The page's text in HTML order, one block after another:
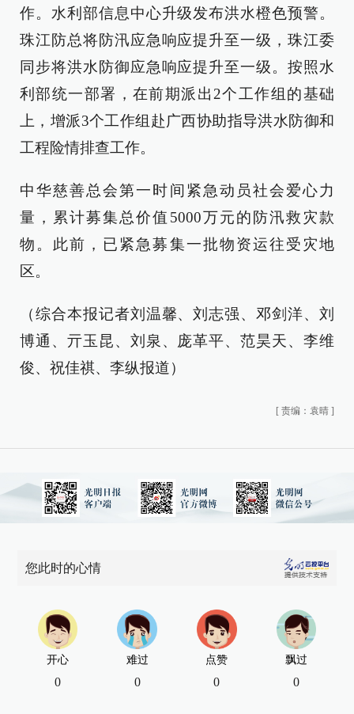
作。水利部信息中心升级发布洪水橙色预警。
珠江防总将防汛应急响应提升至一级，珠江委
同步将洪水防御应急响应提升至一级。按照水
利部统一部署，在前期派出2个工作组的基础
上，增派3个工作组赴广西协助指导洪水防御和
工程险情排查工作。
中华慈善总会第一时间紧急动员社会爱心力
量，累计募集总价值5000万元的防汛救灾款
物。此前，已紧急募集一批物资运往受灾地
区。
（综合本报记者刘温馨、刘志强、邓剑洋、刘
博通、亓玉昆、刘泉、庞革平、范昊天、李维
俊、祝佳祺、李纵报道）
[ 责编：袁晴 ]
您此时的心情
开心
0
难过
0
点赞
0
飘过
0